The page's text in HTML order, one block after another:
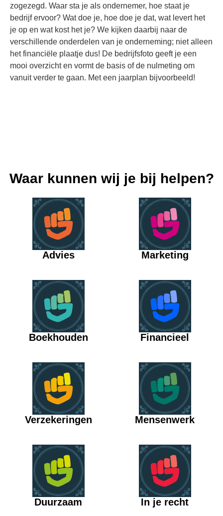
zogezegd. Waar sta je als ondernemer, hoe staat je
bedrijf ervoor? Wat doe je, hoe doe je dat, wat levert het
je op en wat kost het je? We kijken daarbij naar de
verschillende onderdelen van je onderneming; niet alleen
het financiële plaatje dus! De bedrijfsfoto geeft je een
mooi overzicht en vormt de basis of de nulmeting om
vanuit verder te gaan. Met een jaarplan bijvoorbeeld!
Waar kunnen wij je bij helpen?
Advies Marketing
Boekhouden Financieel
Verzekeringen Mensenwerk
Duurzaam In je recht